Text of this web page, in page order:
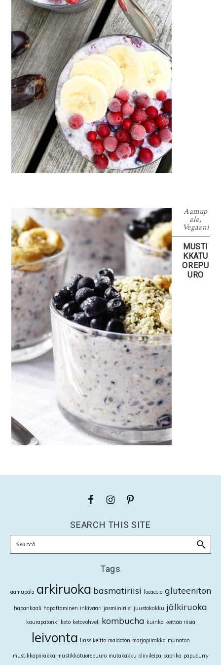
Aamup
ala,
Vegaani
MUSTI
KKATU
OREPU
URO
SEARCH THIS SITE
Search
Tags
aamupala arkiruoka basmatiriisi focaccia gluteeniton
hapankaali hapattaminen inkivääri jasmiiniriisi juustokakku jälkiruoka
kaurapatonki keto ketovohveli kombucha kuinka keittää riisiä
leivonta linssikeitto maidoton marjapiirakka munaton
mustikkapiirakka mustikkatuorepuuro mutakakku oliivileipä paprika papucurry